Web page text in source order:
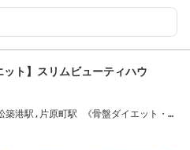
ト】スリムビューティハウ
港駅,片原町駅 《骨盤ダイエット・痩